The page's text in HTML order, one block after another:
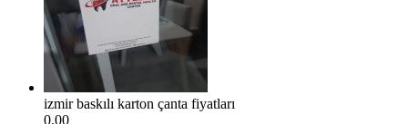
izmir baskılı karton çanta fiyatları
0.00